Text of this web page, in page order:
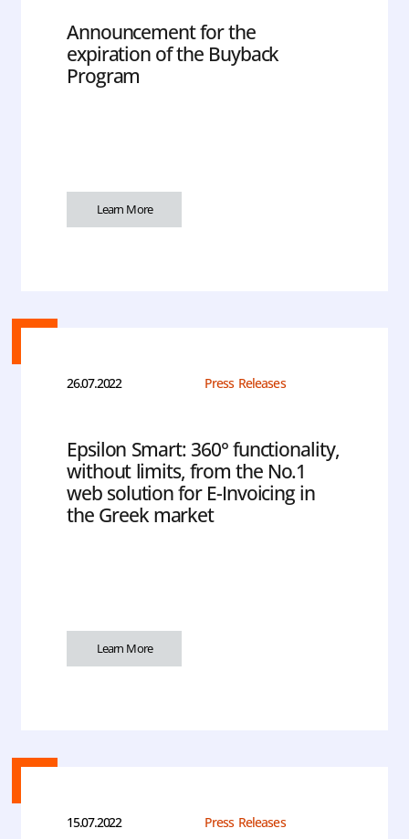
Announcement for the
expiration of the Buyback
Program
Learn More
26.07.2022 Press Releases
Epsilon Smart: 360° functionality,
without limits, from the No.1
web solution for E-Invoicing in
the Greek market
Learn More
15.07.2022 Press Releases